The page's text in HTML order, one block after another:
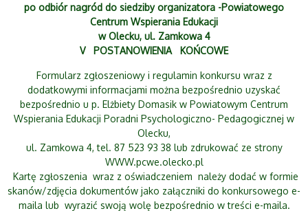
po odbiór nagród do siedziby organizatora -Powiatowego
Centrum Wspierania Edukacji
w Olecku, ul. Zamkowa 4
V POSTANOWIENIA KOŃCOWE
Formularz zgłoszeniowy i regulamin konkursu wraz z
dodatkowymi informacjami można bezpośrednio uzyskać
bezpośrednio u p. Elżbiety Domasik w Powiatowym Centrum
Wspierania Edukacji Poradni Psychologiczno- Pedagogicznej w
Olecku,
ul. Zamkowa 4, tel. 87 523 93 38 lub zdrukować ze strony
WWW.pcwe.olecko.pl
Kartę zgłoszenia wraz z oświadczeniem należy dodać w formie
skanów/zdjęcia dokumentów jako załączniki do konkursowego e-
maila lub wyrazić swoją wolę bezpośrednio w treści e-maila.